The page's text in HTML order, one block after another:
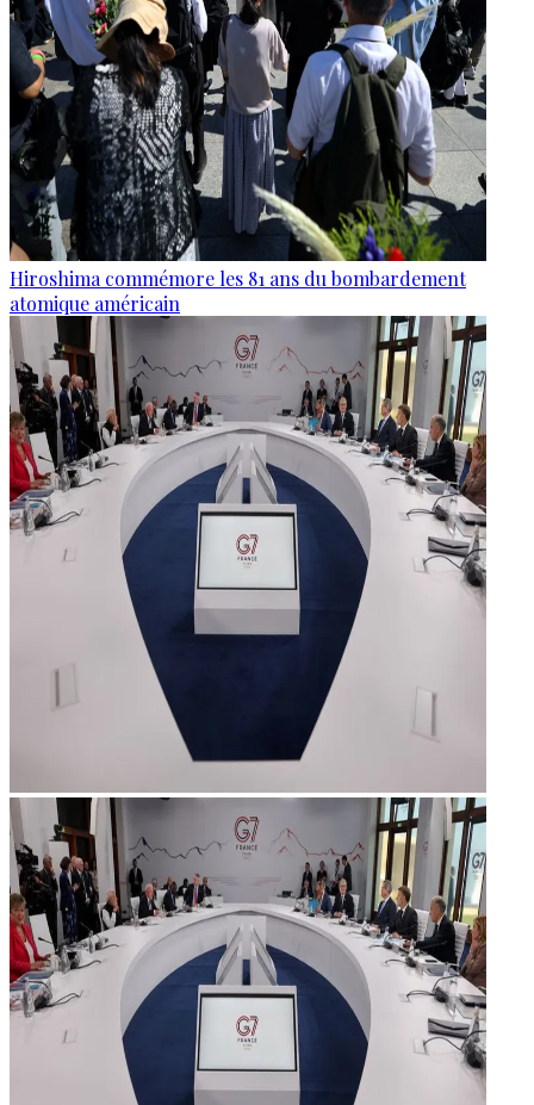
Hiroshima commémore les 81 ans du bombardement
atomique américain